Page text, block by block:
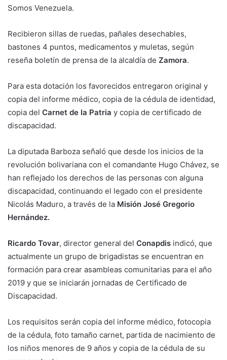
Somos Venezuela.
Recibieron sillas de ruedas, pañales desechables,
bastones 4 puntos, medicamentos y muletas, según
reseña boletín de prensa de la alcaldía de Zamora.
Para esta dotación los favorecidos entregaron original y
copia del informe médico, copia de la cédula de identidad,
copia del Carnet de la Patria y copia de certificado de
discapacidad.
La diputada Barboza señaló que desde los inicios de la
revolución bolivariana con el comandante Hugo Chávez, se
han reflejado los derechos de las personas con alguna
discapacidad, continuando el legado con el presidente
Nicolás Maduro, a través de la Misión José Gregorio
Hernández.
Ricardo Tovar, director general del Conapdis indicó, que
actualmente un grupo de brigadistas se encuentran en
formación para crear asambleas comunitarias para el año
2019 y que se iniciarán jornadas de Certificado de
Discapacidad.
Los requisitos serán copia del informe médico, fotocopia
de la cédula, foto tamaño carnet, partida de nacimiento de
los niños menores de 9 años y copia de la cédula de su